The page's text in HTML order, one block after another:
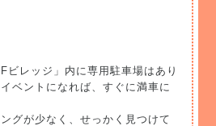
ビレッジ」内に専用駐車場はあり
ベントになれば、すぐに満車に
グが少なく、せっかく見つけて